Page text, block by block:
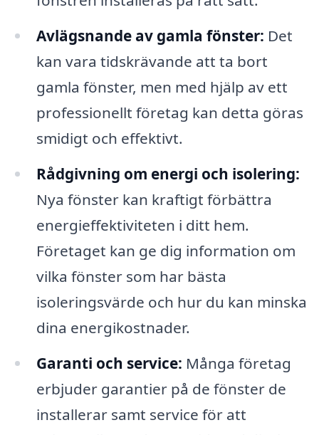
Avlägsnande av gamla fönster: Det
kan vara tidskrävande att ta bort
gamla fönster, men med hjälp av ett
professionellt företag kan detta göras
smidigt och effektivt.
Rådgivning om energi och isolering:
Nya fönster kan kraftigt förbättra
energieffektiviteten i ditt hem.
Företaget kan ge dig information om
vilka fönster som har bästa
isoleringsvärde och hur du kan minska
dina energikostnader.
Garanti och service: Många företag
erbjuder garantier på de fönster de
installerar samt service för att